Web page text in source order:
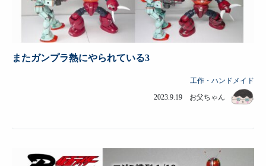
またガンプラ熱にやられている3
工作・ハンドメイド
2023.9.19 お父ちゃん